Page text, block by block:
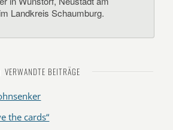
Landkreis Schaumburg.
VERWANDTE BEITRÄGE
the cards“